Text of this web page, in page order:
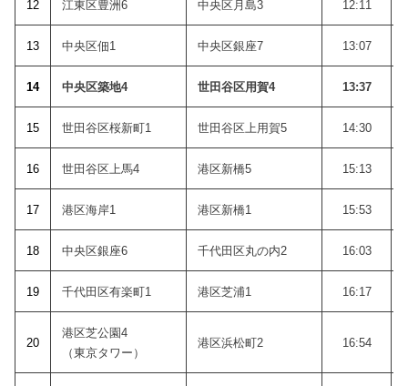
12 江東区豊洲6 中央区月島3 12:11
13 中央区佃1 中央区銀座7 13:07
14 中央区築地4 世田谷区用賀4 13:37
15 世田谷区桜新町1 世田谷区上用賀5 14:30
16 世田谷区上馬4 港区新橋5 15:13
17 港区海岸1 港区新橋1 15:53
18 中央区銀座6 千代田区丸の内2 16:03
19 千代田区有楽町1 港区芝浦1 16:17
20
港区芝公園4
（東京タワー）
港区浜松町2 16:54